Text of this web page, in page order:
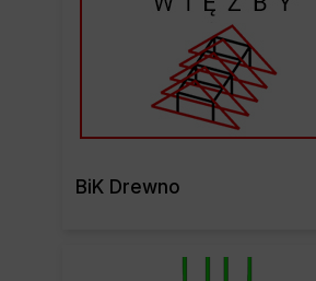
BiK Drewno
Read More